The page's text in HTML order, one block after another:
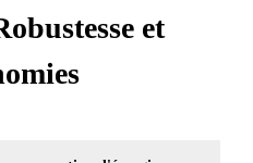
et